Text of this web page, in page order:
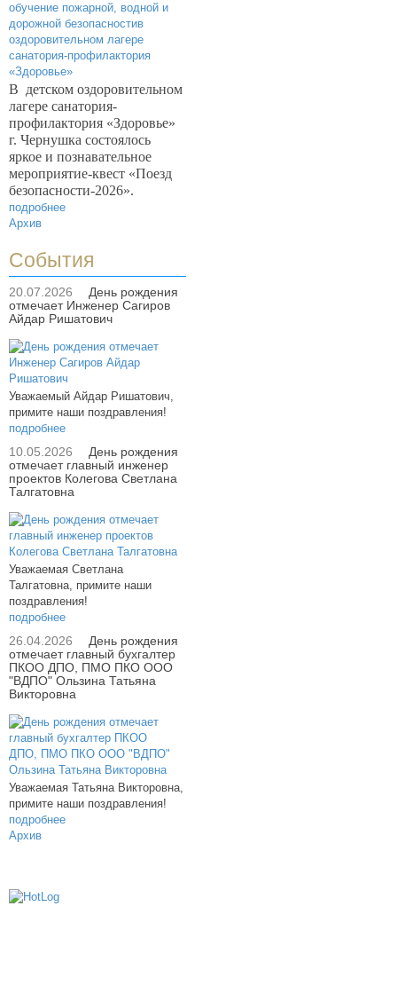
В детском оздоровительном
лагере санатория-
профилактория «Здоровье»
г. Чернушка состоялось
яркое и познавательное
мероприятие-квест «Поезд
безопасности-2026».
подробнее
Архив
События
20.07.2026
День рождения
отмечает Инженер Сагиров
Айдар Ришатович
Уважаемый Айдар Ришатович,
примите наши поздравления!
подробнее
10.05.2026
День рождения
отмечает главный инженер
проектов Колегова Светлана
Талгатовна
Уважаемая Светлана
Талгатовна, примите наши
поздравления!
подробнее
26.04.2026
День рождения
отмечает главный бухгалтер
ПКОО ДПО, ПМО ПКО ООО
"ВДПО" Ользина Татьяна
Викторовна
Уважаемая Татьяна Викторовна,
примите наши поздравления!
подробнее
Архив